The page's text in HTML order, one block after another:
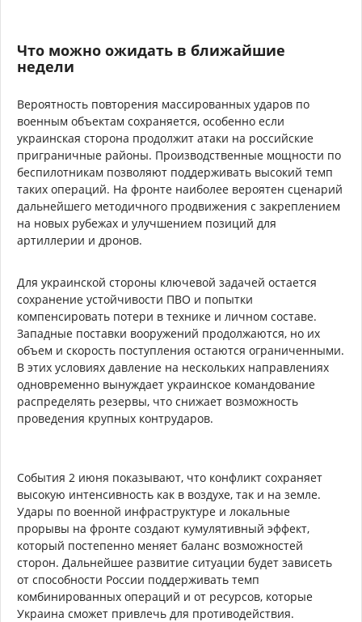
Что можно ожидать в ближайшие
недели
Вероятность повторения массированных ударов по
военным объектам сохраняется, особенно если
украинская сторона продолжит атаки на российские
приграничные районы. Производственные мощности по
беспилотникам позволяют поддерживать высокий темп
таких операций. На фронте наиболее вероятен сценарий
дальнейшего методичного продвижения с закреплением
на новых рубежах и улучшением позиций для
артиллерии и дронов.
Для украинской стороны ключевой задачей остается
сохранение устойчивости ПВО и попытки
компенсировать потери в технике и личном составе.
Западные поставки вооружений продолжаются, но их
объем и скорость поступления остаются ограниченными.
В этих условиях давление на нескольких направлениях
одновременно вынуждает украинское командование
распределять резервы, что снижает возможность
проведения крупных контрударов.
События 2 июня показывают, что конфликт сохраняет
высокую интенсивность как в воздухе, так и на земле.
Удары по военной инфраструктуре и локальные
прорывы на фронте создают кумулятивный эффект,
который постепенно меняет баланс возможностей
сторон. Дальнейшее развитие ситуации будет зависеть
от способности России поддерживать темп
комбинированных операций и от ресурсов, которые
Украина сможет привлечь для противодействия.